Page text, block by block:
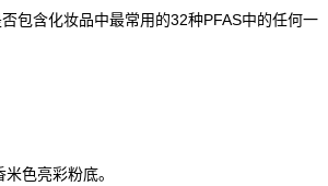
包含化妆品中最常用的32种PFAS中的任何一
色亮彩粉底。